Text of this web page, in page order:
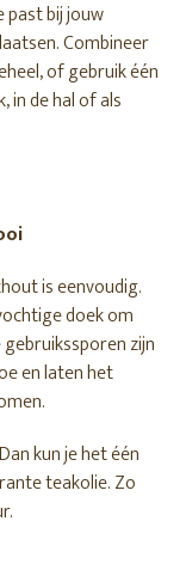
past bij jouw
Combineer
of gebruik één
in de hal of als
is eenvoudig.
doek om
zijn
en laten het
kun je het één
teakolie. Zo